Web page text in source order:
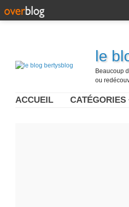
le
Beaucoup
ou
ACCUEIL CATÉGORIES